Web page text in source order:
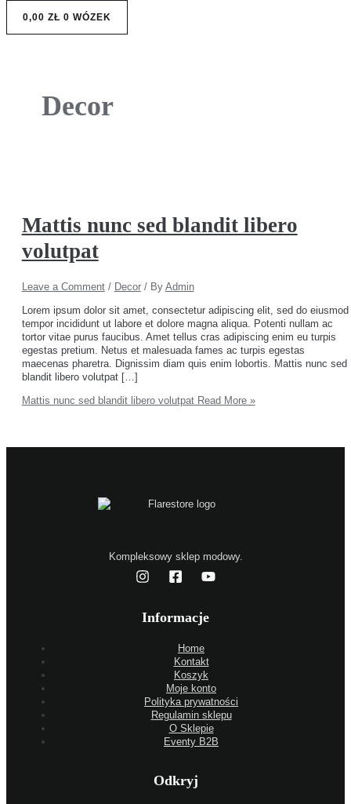
0,00 ZŁ 0 WÓZEK
Decor
Mattis nunc sed blandit libero
volutpat
Leave a Comment / Decor/ By Admin
Lorem ipsum dolor sit amet, consectetur adipiscing elit, sed do eiusmod
tempor incididunt ut labore et dolore magna aliqua. Potenti nullam ac
tortor vitae purus faucibus. Amet tellus cras adipiscing enim eu turpis
egestas pretium. Netus et malesuada fames ac turpis egestas
maecenas pharetra. Dignissim diam quis enim lobortis. Mattis nunc sed
blandit libero volutpat […]
Mattis nunc sed blandit libero volutpatRead More »
Kompleksowy sklep modowy.
Informacje
Home
Kontakt
Koszyk
Moje konto
Polityka prywatności
Regulamin sklepu
O Sklepie
Eventy B2B
Odkryj